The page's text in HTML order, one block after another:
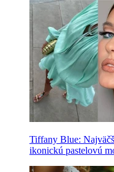
Tiffany Blue:
ikonickú pastelovú